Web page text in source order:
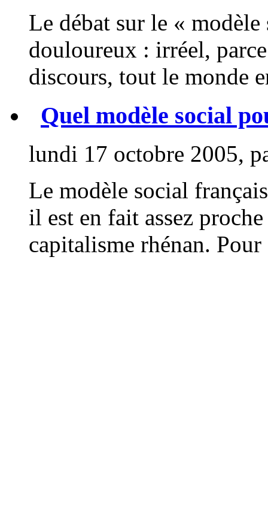
Le débat sur le «
douloureux : irréel,
discours, tout le monde
Quel modèle social
lundi 17 octobre 2005,
Le modèle social
il est en fait assez
capitalisme rhénan.